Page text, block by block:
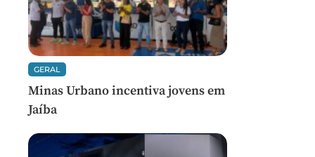
GERAL
Minas Urbano incentiva jovens em
Jaíba